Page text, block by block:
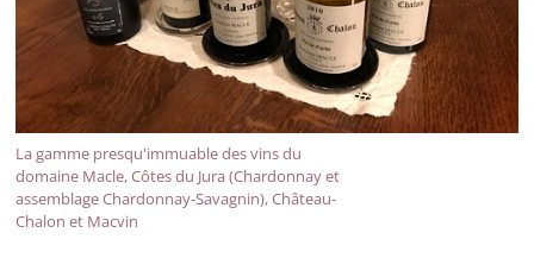
La gamme presqu'immuable des vins du
domaine Macle, Côtes du Jura (Chardonnay et
assemblage Chardonnay-Savagnin), Château-
Chalon et Macvin